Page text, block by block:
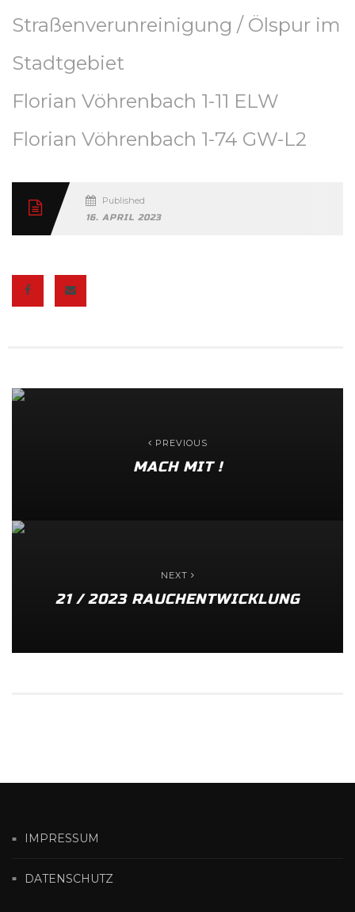
Straßenverunreinigung / Ölspur im
Stadtgebiet
Florian Vöhrenbach 1-11 ELW
Florian Vöhrenbach 1-74 GW-L2
Published
16. APRIL 2023
PREVIOUS
MACH MIT !
NEXT
21 / 2023 RAUCHENTWICKLUNG
IMPRESSUM
DATENSCHUTZ